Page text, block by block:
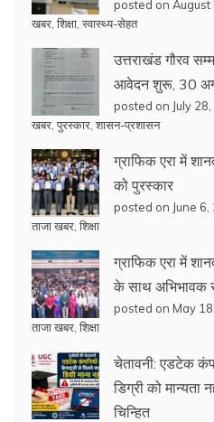
posted on August
खबर शिक्षा स्वास्थ्य-सेहत
उत्तराखंड गौरव
आवेदन शुरू, 30
posted on July
खबर पुरस्कार शासन-प्रशासन
ग्राफिक एरा में
को पुरस्कार
posted on June 6,
ताजा खबर शिक्षा
ग्राफिक एरा में
के साथ अभिभावक
posted on May
ताजा खबर शिक्षा
चेतावनी: एडटेक
डिग्री को मान्यता
चिन्हित